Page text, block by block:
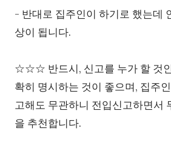
- 반대로 집주인이 하기로 했는데
상이 됩니다.
☆☆☆ 반드시, 신고를 누가 할 것
확히 명시하는 것이 좋으며, 집주
고해도 무관하니 전입신고하면서
을 추천합니다.